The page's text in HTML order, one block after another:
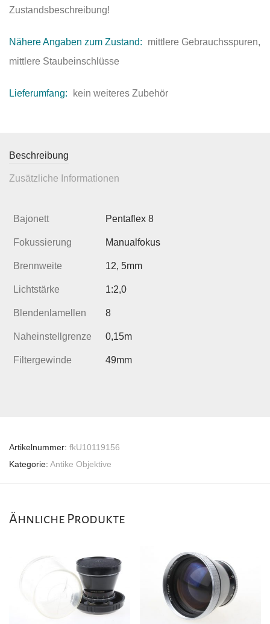
Zustandsbeschreibung!
Nähere Angaben zum Zustand:
mittlere Gebrauchsspuren,
mittlere Staubeinschlüsse
Lieferumfang: kein weiteres Zubehör
Beschreibung
Zusätzliche Informationen
Bajonett Pentaflex 8
Fokussierung Manualfokus
Brennweite 12, 5mm
Lichtstärke 1:2,0
Blendenlamellen 8
Naheinstellgrenze 0,15m
Filtergewinde 49mm
Artikelnummer: fkU10119156
Kategorie: Antike Objektive
Ähnliche Produkte